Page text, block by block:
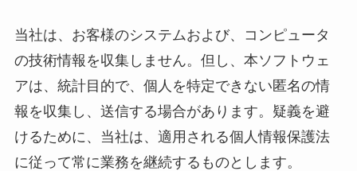
当社は、お客様のシステムおよび、コンピュータ
の技術情報を収集しません。但し、本ソフトウェ
アは、統計目的で、個人を特定できない匿名の情
報を収集し、送信する場合があります。疑義を避
けるために、当社は、適用される個人情報保護法
に従って常に業務を継続するものとします。